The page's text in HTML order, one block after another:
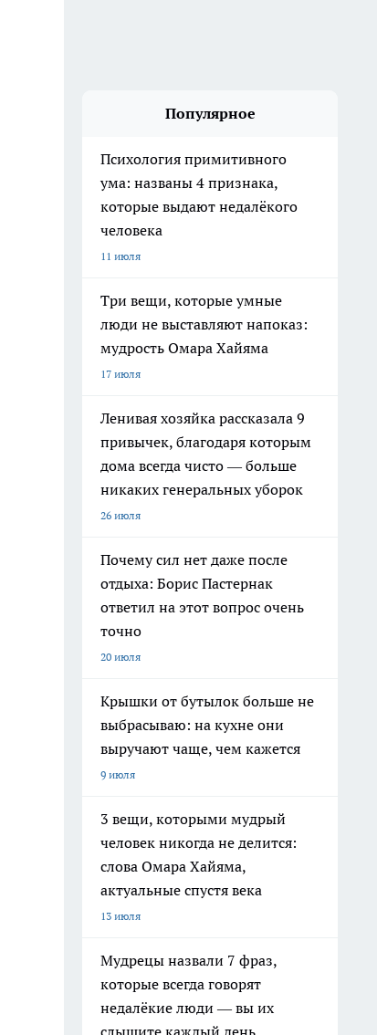
Популярное
Психология примитивного
ума: названы 4 признака,
которые выдают недалёкого
человека
11 июля
Три вещи, которые умные
люди не выставляют напоказ:
мудрость Омара Хайяма
17 июля
Ленивая хозяйка рассказала 9
привычек, благодаря которым
дома всегда чисто — больше
никаких генеральных уборок
26 июля
Почему сил нет даже после
отдыха: Борис Пастернак
ответил на этот вопрос очень
точно
20 июля
Крышки от бутылок больше не
выбрасываю: на кухне они
выручают чаще, чем кажется
9 июля
3 вещи, которыми мудрый
человек никогда не делится:
слова Омара Хайяма,
актуальные спустя века
13 июля
Мудрецы назвали 7 фраз,
которые всегда говорят
недалёкие люди — вы их
слышите каждый день